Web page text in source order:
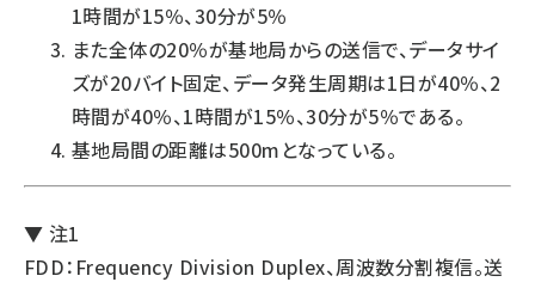
1時間が15％、30分が5％
また全体の20％が基地局からの送信で、データサイ
ズが20バイト固定、データ発生周期は1日が40％、2
時間が40％、1時間が15％、30分が5％である。
基地局間の距離は500mとなっている。
▼ 注1
FDD：Frequency Division Duplex、周波数分割複信。送